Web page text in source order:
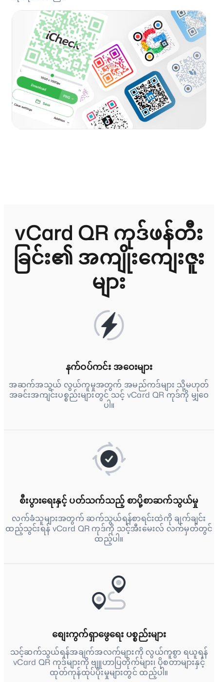
vCard QR ကုဒ်ဖန်တီး
ခြင်း၏ အကျိုးကျေးဇူး
များ
နက်ဝပ်ကင်း အဝေးများ
အဆက်အသွယ် လွယ်ကူမှုအတွက် အမည်ကဒ်များ သို့မဟုတ်
အခင်းအကျင်းပစ္စည်းများတွင် သင့် vCard QR ကုဒ်ကို မျှဝေ
ပါ။
စီးပွားရေးနှင့် ပတ်သက်သည့် စာပို့စာဆက်သွယ်မှု
လက်ခံသူများအတွက် ဆက်သွယ်ရန်စာရင်းထဲကို ချက်ချင်း
ထည့်သွင်းရန် vCard QR ကုဒ်ကို သင့်အီးမေးလ် လက်မှတ်တွင်
ထည့်ပါ။
စျေးကွက်ရှာဖွေရေး ပစ္စည်းများ
သင့်ဆက်သွယ်ရန်အချက်အလက်များကို လွယ်ကူစွာ ရယူရန်
vCard QR ကုဒ်များကို ဗျူဟာပြတိုက်များ၊ ပိုစတာများနှင့်
ထုတ်ကုန်ထုပ်ပိုးမှုများတွင် ထည့်ပါ။